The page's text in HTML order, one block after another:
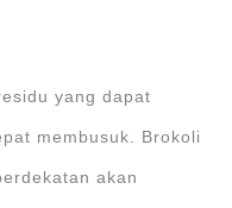
yang dapat
membusuk. Brokoli
akan